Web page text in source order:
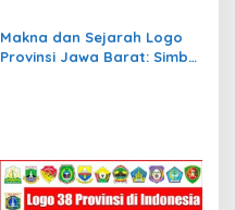
Penuh Arti
Makna dan Sejarah Logo
Provinsi Jawa Barat: Simbol